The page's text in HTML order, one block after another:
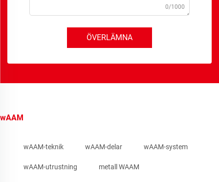
0/1000
ÖVERLÄMNA
wAAM
wAAM-teknik wAAM-delar wAAM-system
wAAM-utrustning metall WAAM